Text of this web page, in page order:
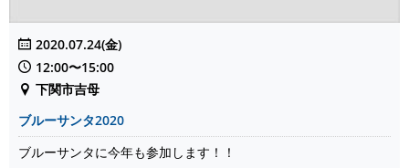
2020.07.24(金)
12:00〜15:00
下関市吉母
ブルーサンタ2020
ブルーサンタに今年も参加します！！